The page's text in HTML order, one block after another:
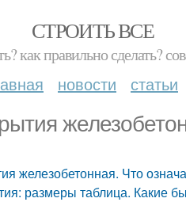
СТРОИТЬ ВСЕ
как правильно сделать?
новости статьи
железобетонная. Что
размеры таблица. Какие